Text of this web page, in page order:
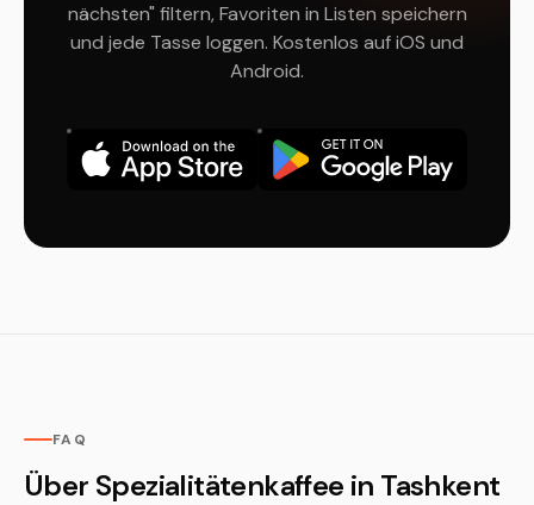
nächsten" filtern, Favoriten in Listen speichern
und jede Tasse loggen. Kostenlos auf iOS und
Android.
FAQ
Über Spezialitätenkaffee in Tashkent